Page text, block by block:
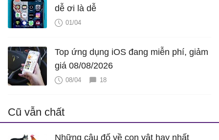
dễ ơi là dễ
01/04
Top ứng dụng iOS đang miễn phí, giảm
giá 08/08/2026
08/04 18
Cũ vẫn chất
Những câu đố về con vật hay nhất